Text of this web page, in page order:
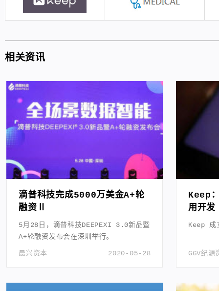
相关资讯
滴普科技完成5000万美金A+轮
融资Ⅱ
5月28日，滴普科技DEEPEXI 3.0新品暨
A+轮融资发布会在深圳举行。
2020-05-28
晨兴资本
Keep
用开发
决方案
Keep 成
GGV纪源